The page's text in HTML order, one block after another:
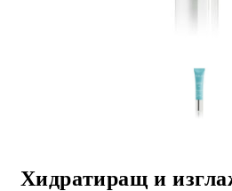
Хидратиращ и